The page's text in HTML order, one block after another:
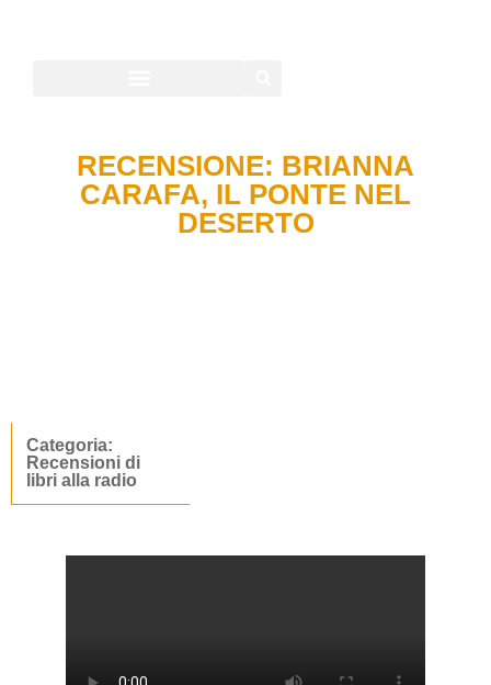
RECENSIONE: BRIANNA
CARAFA, IL PONTE NEL
DESERTO
Categoria:
Recensioni di
libri alla radio